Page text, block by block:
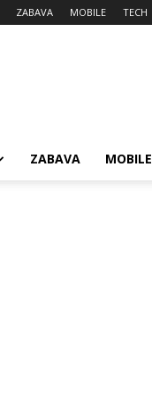
ZABAVA MOBILE TECH
ZABAVA MOBILE